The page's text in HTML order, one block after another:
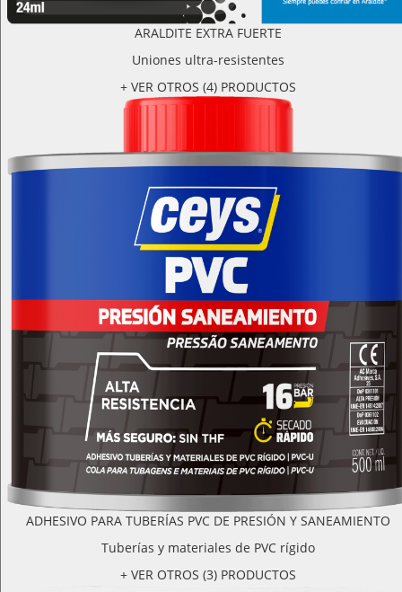
ARALDITE EXTRA FUERTE
Uniones ultra-resistentes
+ VER OTROS (4) PRODUCTOS
ADHESIVO PARA TUBERÍAS PVC DE PRESIÓN Y SANEAMIENTO
Tuberías y materiales de PVC rígido
+ VER OTROS (3) PRODUCTOS